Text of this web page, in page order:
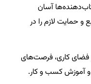
آسان
و حمایت لازم را در
فضای کاری، فرصت‌های
آموزش کسب و کار.